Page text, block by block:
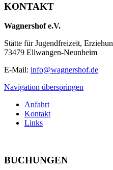
KONTAKT
Wagnershof e.V.
Stätte für Jugendfreizeit,
73479 Ellwangen-Neunheim
E-Mail: info@wagnershof.de
Navigation überspringen
Anfahrt
Kontakt
Links
BUCHUNGEN